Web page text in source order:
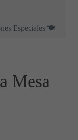
Especiales 🍽
Mesa